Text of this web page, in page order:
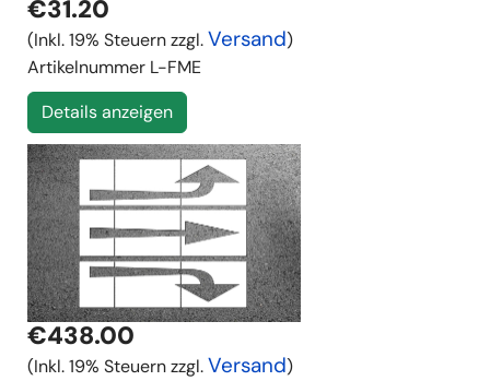
€31.20
(Inkl. 19% Steuern zzgl.Versand)
Artikelnummer L-FME
Details anzeigen
€438.00
(Inkl. 19% Steuern zzgl.Versand)